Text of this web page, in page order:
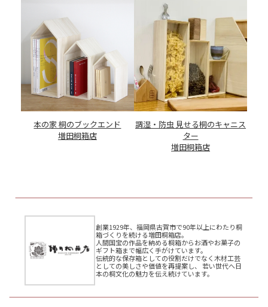
本の家 桐のブックエンド
増田桐箱店
調湿・防虫 見せる桐のキャニス
ター
増田桐箱店
創業1929年、福岡県古賀市で90年以上にわたり桐
箱づくりを続ける増田桐箱店。
人間国宝の作品を納める桐箱からお酒やお菓子の
ギフト箱まで幅広く手がけています。
伝統的な保存箱としての役割だけでなく木材工芸
としての美しさや価値を再提案し、 若い世代へ日
本の桐文化の魅力を伝え続けています。